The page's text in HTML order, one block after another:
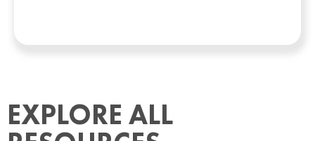
EXPLORE ALL